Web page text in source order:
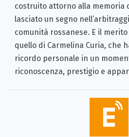
costruito attorno alla memoria
lasciato un segno
comunità rossanese. E il
quello di Carmelina Curia, che
ricordo personale in un
riconoscenza, prestigio e